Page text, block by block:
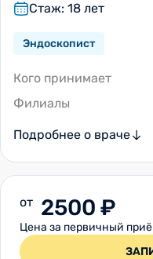
Стаж: 18 лет
Эндоскопист
Кого принимает
Филиалы
Подробнее о враче
от 2500 ₽
Цена за первичный